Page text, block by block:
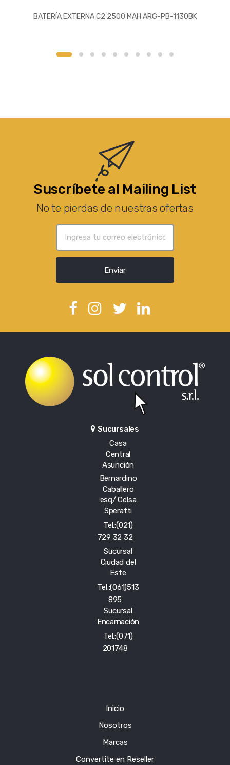
BATERÍA EXTERNA C2 2500 MAH ARG-PB-1130BK
Suscríbete al Mailing List
No te pierdas de nuestras ofertas
Enviar
Sucursales
Casa
Central
Asunción
Bernardino
Caballero
esq/ Celsa
Speratti
Tel.:(021)
729 32 32
Sucursal
Ciudad del
Este
Tel.:(061)513
895
Sucursal
Encarnación
Tel.:(071)
201748
Inicio
Nosotros
Marcas
Convertite en Reseller